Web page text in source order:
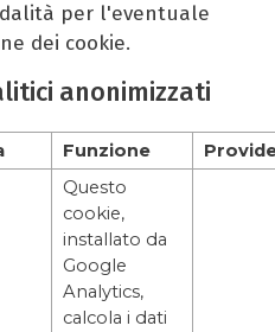
per l'eventuale
dei cookie.
anonimizzati
Funzione
Questo
cookie,
installato da
Google
Analytics,
calcola i dati